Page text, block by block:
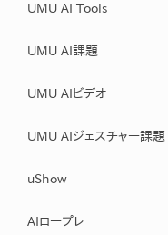
UMU AI Tools
UMU AI課題
UMU AIビデオ
UMU AIジェスチャー課題
uShow
AIロープレ